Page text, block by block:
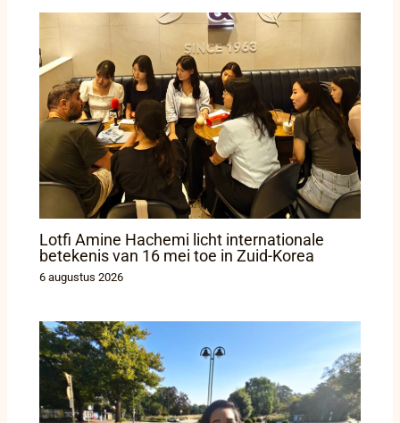
Lotfi Amine Hachemi licht internationale
betekenis van 16 mei toe in Zuid-Korea
6 augustus 2026